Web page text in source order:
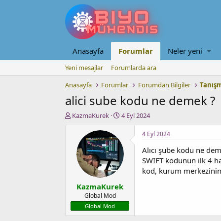
Anasayfa Forumlar Neler yeni
Yeni mesajlar
Forumlarda ara
Anasayfa
Forumlar Forumdan Bilgiler
alici sube kodu ne demek ?
K
a
t
KazmaKurek
B
l
a
n
ç
a
r
4 Eyl 2024
KazmaKurek
Global Mod
Global Mod
4 Eyl 2024
Alıcı şube kodu ne
SWIFT kodunun ilk 4
kod, kurum